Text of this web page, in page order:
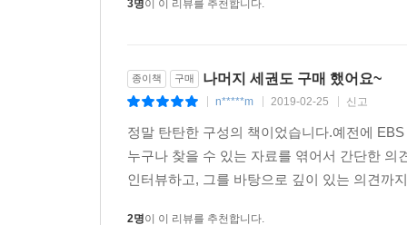
3명이 이 리뷰를 추천합니다.
종이책 구매 나머지 세권도 구매 했어요~
n*****m 2019-02-25 신고
정말 탄탄한 구성의 책이었습니다.예전에
누구나 찾을 수 있는 자료를 엮어서 간단한
인터뷰하고, 그를 바탕으로 깊이 있는 의견까
2명이 이 리뷰를 추천합니다.